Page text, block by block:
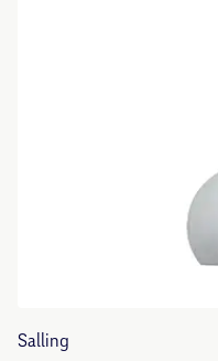
Salling